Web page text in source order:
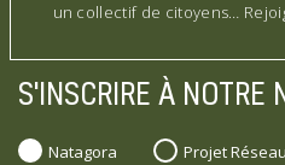
un collectif de citoyens…
S'INSCRIRE À NOTRE
Natagora Projet